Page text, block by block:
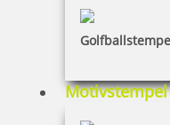
Motivstempel
COLORIS